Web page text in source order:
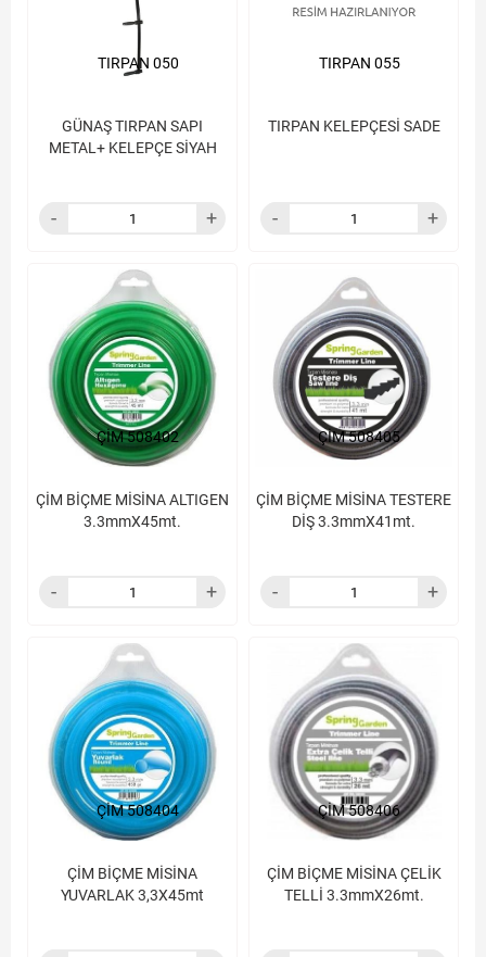
GÜNAŞ TIRPAN SAPI
METAL+ KELEPÇE SİYAH
TIRPAN 050
TIRPAN KELEPÇESİ SADE
TIRPAN 055
ÇİM BİÇME MİSİNA ALTIGEN
3.3mmX45mt.
ÇİM 508402
ÇİM BİÇME MİSİNA TESTERE
DİŞ 3.3mmX41mt.
ÇİM 508405
ÇİM BİÇME MİSİNA
YUVARLAK 3,3X45mt
ÇİM 508404
ÇİM BİÇME MİSİNA ÇELİK
TELLİ 3.3mmX26mt.
ÇİM 508406